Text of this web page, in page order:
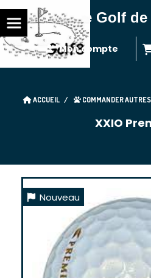
Balles de Golf
Mon compte
ACCUEIL COMMANDER
XXIO
Nouveau